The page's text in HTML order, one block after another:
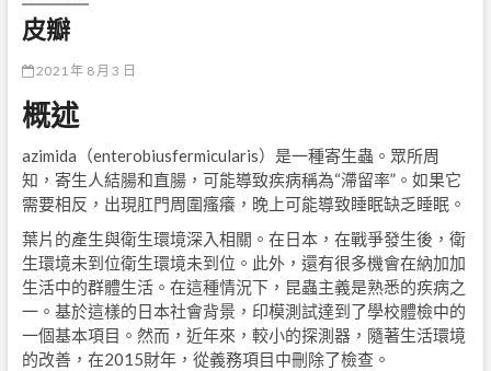
皮瓣
2021 年 8 月 3 日
概述
azimida（enterobiusfermicularis）是一種寄生蟲。眾所周
知，寄生人結腸和直腸，可能導致疾病稱為“滯留率”。如果它
需要相反，出現肛門周圍瘙癢，晚上可能導致睡眠缺乏睡眠。
葉片的產生與衛生環境深入相關。在日本，在戰爭發生後，衛
生環境未到位衛生環境未到位。此外，還有很多機會在納加加
生活中的群體生活。在這種情況下，昆蟲主義是熟悉的疾病之
一。基於這樣的日本社會背景，印模測試達到了學校體檢中的
一個基本項目。然而，近年來，較小的探測器，隨著生活環境
的改善，在2015財年，從義務項目中刪除了檢查。